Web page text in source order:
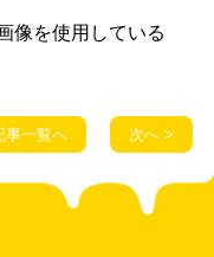
像を使用している
事一覧へ 次へ >